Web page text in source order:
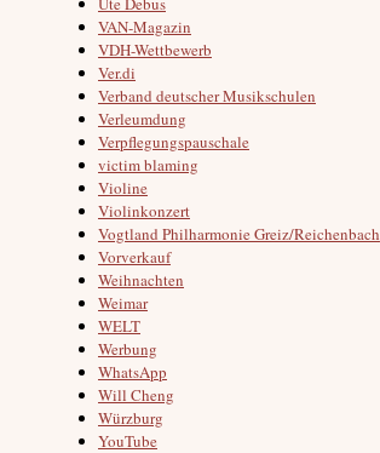
VAN-Magazin
VDH-Wettbewerb
Ver.di
Verband deutscher Musikschulen
Verleumdung
Verpflegungspauschale
victim blaming
Violine
Violinkonzert
Vogtland Philharmonie Greiz/Reichenbach
Vorverkauf
Weihnachten
Weimar
WELT
Werbung
WhatsApp
Will Cheng
Würzburg
YouTube